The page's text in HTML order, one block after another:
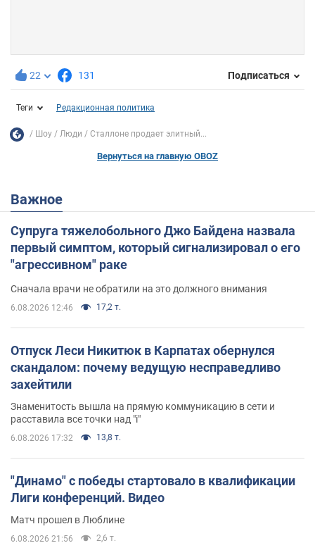
22 131 Подписаться
Теги Редакционная политика
Шоу Люди Сталлоне продает элитный...
Вернуться на главную OBOZ
Важное
Супруга тяжелобольного Джо Байдена назвала
первый симптом, который сигнализировал о его
"агрессивном" раке
Сначала врачи не обратили на это должного внимания
6.08.2026 12:46 17,2 т.
Отпуск Леси Никитюк в Карпатах обернулся
скандалом: почему ведущую несправедливо
захейтили
Знаменитость вышла на прямую коммуникацию в сети и
расставила все точки над "i"
6.08.2026 17:32 13,8 т.
"Динамо" с победы стартовало в квалификации
Лиги конференций. Видео
Матч прошел в Люблине
6.08.2026 21:56 2,6 т.